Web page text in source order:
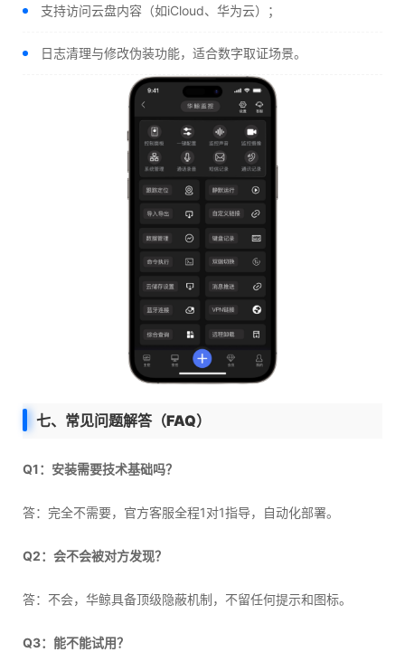
支持访问云盘内容（如iCloud、华为云）；
日志清理与修改伪装功能，适合数字取证场景。
七、常见问题解答（FAQ）
Q1：安装需要技术基础吗？
答：完全不需要，官方客服全程1对1指导，自动化部署。
Q2：会不会被对方发现？
答：不会，华鲸具备顶级隐蔽机制，不留任何提示和图标。
Q3：能不能试用？